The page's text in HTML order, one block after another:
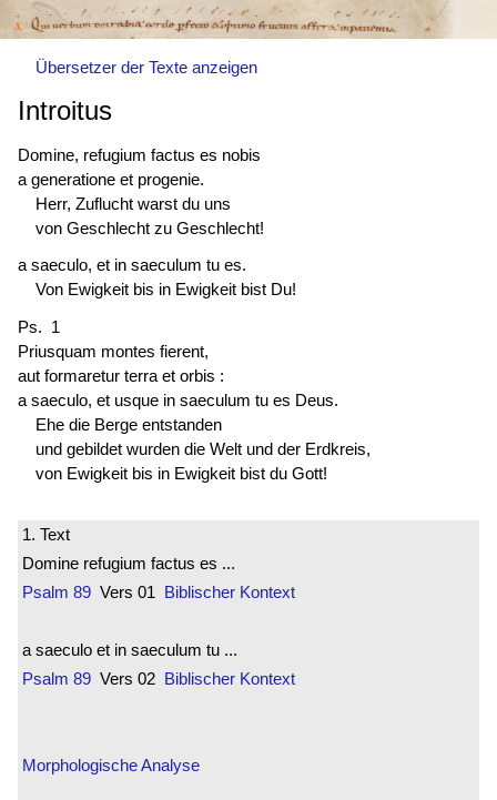
Übersetzer der Texte anzeigen
Introitus
Domine, refugium factus es nobis
a generatione et progenie.
Herr, Zuflucht warst du uns
von Geschlecht zu Geschlecht!
a saeculo, et in saeculum tu es.
Von Ewigkeit bis in Ewigkeit bist Du!
Ps. 1
Priusquam montes fierent,
aut formaretur terra et orbis :
a saeculo, et usque in saeculum tu es Deus.
Ehe die Berge entstanden
und gebildet wurden die Welt und der Erdkreis,
von Ewigkeit bis in Ewigkeit bist du Gott!
1. Text
Domine refugium factus es ...
Psalm 89 Vers 01 Biblischer Kontext
a saeculo et in saeculum tu ...
Psalm 89 Vers 02 Biblischer Kontext
Morphologische Analyse